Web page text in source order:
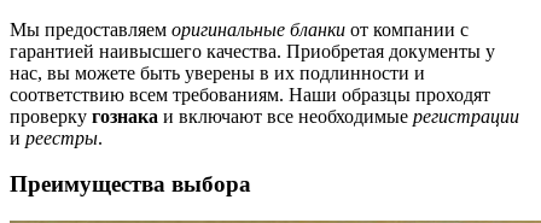
Мы предоставляем оригинальные бланки от компании с
гарантией наивысшего качества. Приобретая документы у
нас, вы можете быть уверены в их подлинности и
соответствию всем требованиям. Наши образцы проходят
проверку гознака и включают все необходимые регистрации
и реестры.
Преимущества выбора